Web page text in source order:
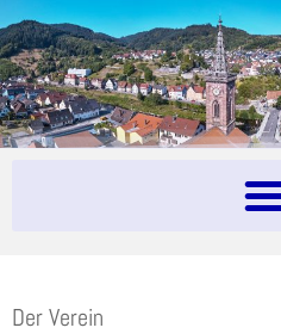
Der Verein